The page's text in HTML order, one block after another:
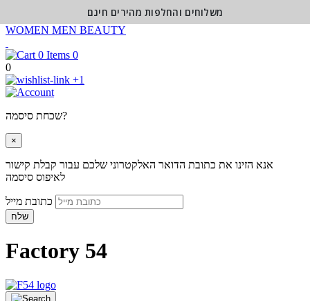
WOMEN MEN BEAUTY
0
0
+1
שכחת סיסמה?
×
אנא הזינו את כתובת הדואר האלקטרוני שלכם עבור קבלת קישור
לאיפוס סיסמה
שלח
Factory 54
משלוחים והחלפות מהירים חינם